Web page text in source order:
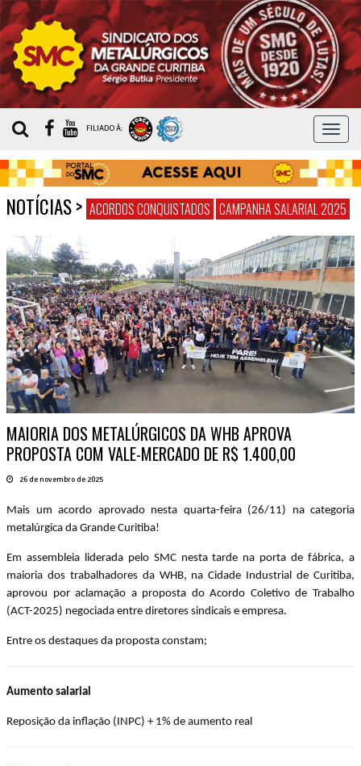
MENU
FILIADO À:
NOTÍCIAS> ACORDOS CONQUISTADOS CAMPANHA SALARIAL 2025
MAIORIA DOS METALÚRGICOS DA WHB APROVA
PROPOSTA COM VALE-MERCADO DE R$ 1.400,00
26 de novembro de 2025
Mais um acordo aprovado nesta quarta-feira (26/11) na categoria
metalúrgica da Grande Curitiba!
Em assembleia liderada pelo SMC nesta tarde na porta de fábrica, a
maioria dos trabalhadores da WHB, na Cidade Industrial de Curitiba,
aprovou por aclamação a proposta do Acordo Coletivo de Trabalho
(ACT-2025) negociada entre diretores sindicais e empresa.
Entre os destaques da proposta constam;
Aumento salarial
Reposição da inflação (INPC) + 1% de aumento real